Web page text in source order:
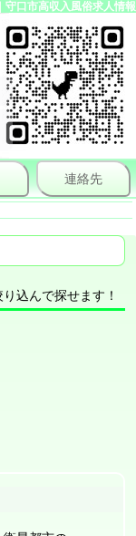
口市高収入風俗求人情報
連絡先
込んで探せます！